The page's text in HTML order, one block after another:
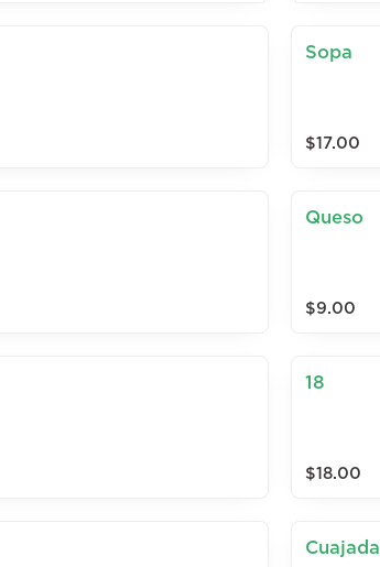
Sopa
$17.00
Queso
$9.00
18
$18.00
Cuajada